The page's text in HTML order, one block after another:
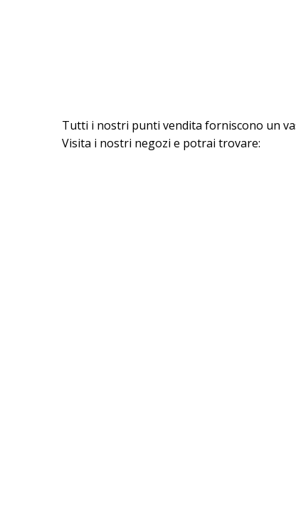
Tutti i nostri punti vendita forniscono un
Visita i nostri negozi e potrai trovare: